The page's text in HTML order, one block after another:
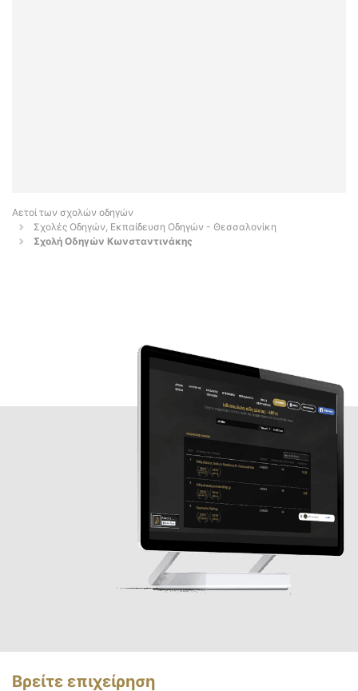
Αετοί των σχολών οδηγών
Σχολές Οδηγών, Εκπαίδευση Οδηγών - Θεσσαλονίκη
Σχολή Οδηγών Κωνσταντινάκης
Βρείτε επιχείρηση